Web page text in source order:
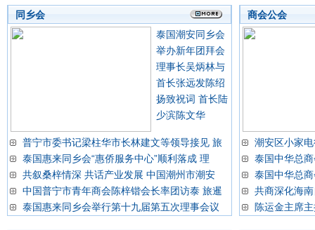
同乡会
泰国潮安同乡会
举办新年团拜会
理事长吴炳林与
首长张远发陈绍
扬致祝词 首长陆
少滨陈文华
普宁市委书记梁柱华市长林建文等领导接见 旅
泰国惠来同乡会“惠侨服务中心”顺利落成 理
共叙桑梓情深 共话产业发展 中国潮州市潮安
中国普宁市青年商会陈梓锴会长率团访泰 旅暹
泰国惠来同乡会举行第十九届第五次理事会议
商会公会
潮安区小家
泰国中华总
泰国中华总
共商深化海
陈运金主席